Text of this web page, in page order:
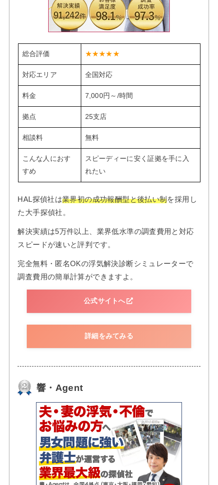
総合評価 ★★★★★
対応エリア 全国対応
料金 7,000円～/時間
拠点 25支店
相談料 無料
こんな人におす
すめ
スピーディーに安く証拠を手に入
れたい
HAL探偵社は業界初の成功報酬型と後払い制を採用し
た大手探偵社。
解決実績は5万件以上、業界低水準の調査費用と対応
スピードが速いと評判です。
完全無料・匿名OKの浮気解決診断シミュレーターで
調査費用の簡単計算ができますよ。
公式サイトへ
詳細をみてみる
響・Agent